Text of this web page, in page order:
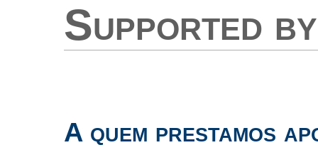
Supported by
A quem prestamos